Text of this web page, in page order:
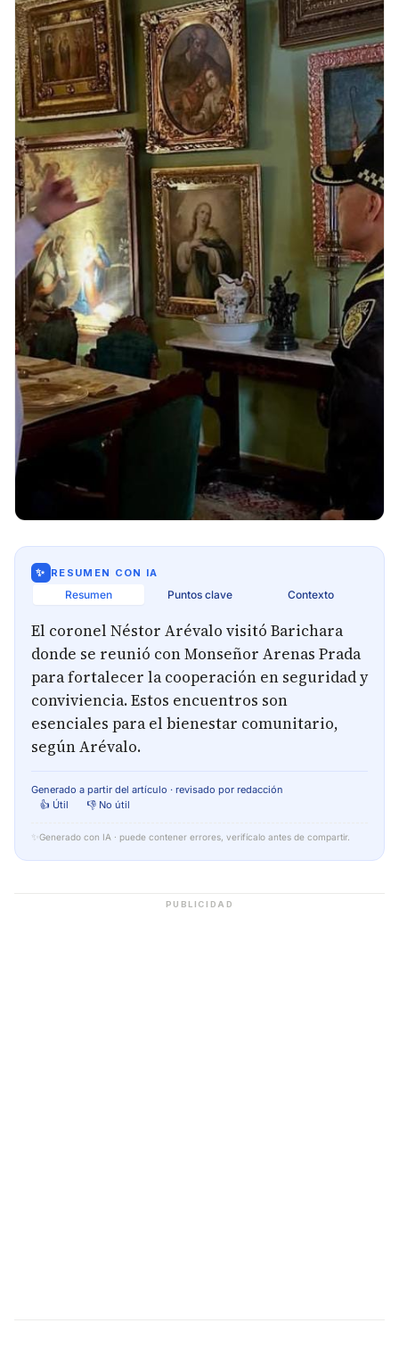
✨ RESUMEN CON IA
Resumen Puntos clave Contexto
El coronel Néstor Arévalo visitó Barichara
donde se reunió con Monseñor Arenas Prada
para fortalecer la cooperación en seguridad y
conviviencia. Estos encuentros son
esenciales para el bienestar comunitario,
según Arévalo.
Generado a partir del artículo · revisado por redacción
👍 Útil
👎 No útil
✨ Generado con IA · puede contener errores, verifícalo antes de compartir.
PUBLICIDAD